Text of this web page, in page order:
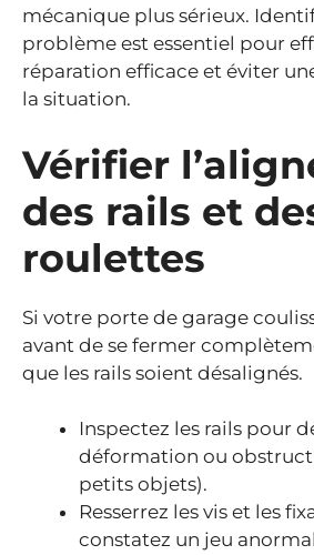
mécanique plus sérieux.
problème est essentiel pour
réparation efficace et éviter
la situation.
Vérifier
des rails et
roulettes
Si votre porte de garage
avant de se fermer
que les rails soient désalignés.
Inspectez les rails pour
déformation ou
petits objets).
Resserrez les vis et les
constatez un jeu